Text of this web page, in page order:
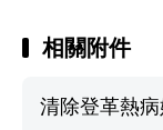
相關附件
清除登革熱